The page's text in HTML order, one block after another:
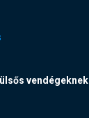
vendégeknek